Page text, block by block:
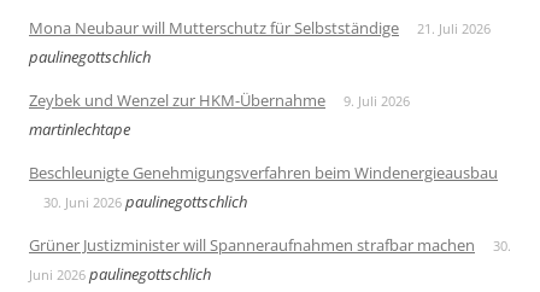
Mona Neubaur will Mutterschutz für Selbstständige 21. Juli 2026
paulinegottschlich
Zeybek und Wenzel zur HKM-Übernahme
9. Juli 2026
martinlechtape
Beschleunigte Genehmigungsverfahren beim Windenergieausbau
30. Juni 2026 paulinegottschlich
Grüner Justizminister will Spanneraufnahmen strafbar machen
30.
Juni 2026 paulinegottschlich